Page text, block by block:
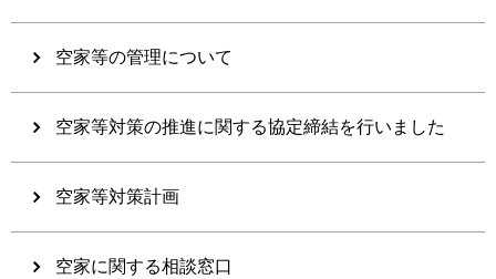
空家等の管理について
空家等対策の推進に関する協定締結を行いました
空家等対策計画
空家に関する相談窓口